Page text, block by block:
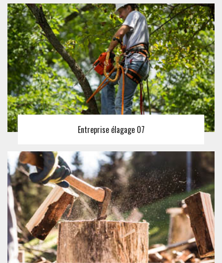
Entreprise élagage 07